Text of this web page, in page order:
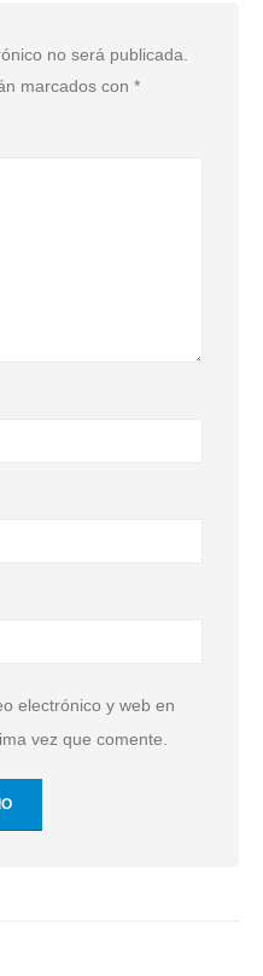
no será publicada.
marcados con *
electrónico y web en
vez que comente.